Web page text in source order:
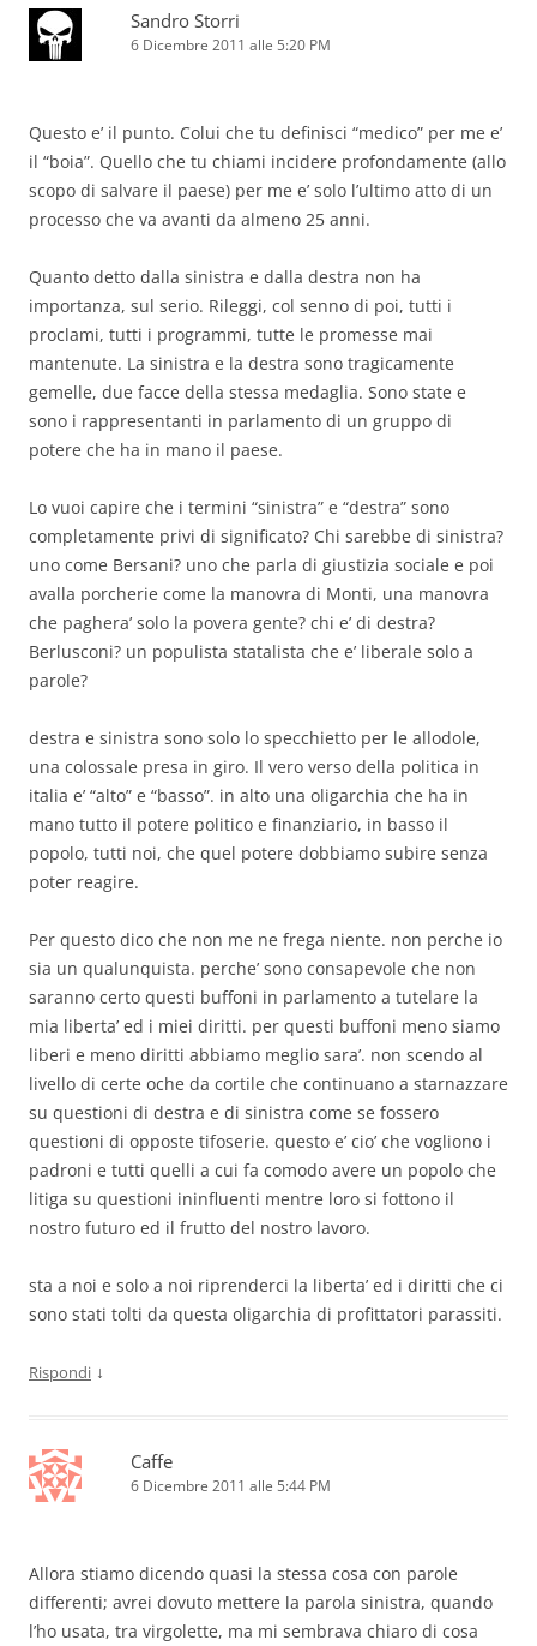
Sandro Storri
6 Dicembre 2011 alle 5:20 PM
Questo e’ il punto. Colui che tu definisci “medico” per me e’
il “boia”. Quello che tu chiami incidere profondamente (allo
scopo di salvare il paese) per me e’ solo l’ultimo atto di un
processo che va avanti da almeno 25 anni.
Quanto detto dalla sinistra e dalla destra non ha
importanza, sul serio. Rileggi, col senno di poi, tutti i
proclami, tutti i programmi, tutte le promesse mai
mantenute. La sinistra e la destra sono tragicamente
gemelle, due facce della stessa medaglia. Sono state e
sono i rappresentanti in parlamento di un gruppo di
potere che ha in mano il paese.
Lo vuoi capire che i termini “sinistra” e “destra” sono
completamente privi di significato? Chi sarebbe di sinistra?
uno come Bersani? uno che parla di giustizia sociale e poi
avalla porcherie come la manovra di Monti, una manovra
che paghera’ solo la povera gente? chi e’ di destra?
Berlusconi? un populista statalista che e’ liberale solo a
parole?
destra e sinistra sono solo lo specchietto per le allodole,
una colossale presa in giro. Il vero verso della politica in
italia e’ “alto” e “basso”. in alto una oligarchia che ha in
mano tutto il potere politico e finanziario, in basso il
popolo, tutti noi, che quel potere dobbiamo subire senza
poter reagire.
Per questo dico che non me ne frega niente. non perche io
sia un qualunquista. perche’ sono consapevole che non
saranno certo questi buffoni in parlamento a tutelare la
mia liberta’ ed i miei diritti. per questi buffoni meno siamo
liberi e meno diritti abbiamo meglio sara’. non scendo al
livello di certe oche da cortile che continuano a starnazzare
su questioni di destra e di sinistra come se fossero
questioni di opposte tifoserie. questo e’ cio’ che vogliono i
padroni e tutti quelli a cui fa comodo avere un popolo che
litiga su questioni ininfluenti mentre loro si fottono il
nostro futuro ed il frutto del nostro lavoro.
sta a noi e solo a noi riprenderci la liberta’ ed i diritti che ci
sono stati tolti da questa oligarchia di profittatori parassiti.
Rispondi ↓
Caffe
6 Dicembre 2011 alle 5:44 PM
Allora stiamo dicendo quasi la stessa cosa con parole
differenti; avrei dovuto mettere la parola sinistra, quando
l’ho usata, tra virgolette, ma mi sembrava chiaro di cosa